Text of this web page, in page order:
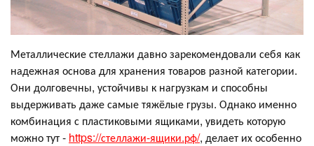
Металлические стеллажи давно зарекомендовали себя как
надежная основа для хранения товаров разной категории.
Они долговечны, устойчивы к нагрузкам и способны
выдерживать даже самые тяжёлые грузы. Однако именно
комбинация с пластиковыми ящиками, увидеть которую
можно тут - https://стеллажи-ящики.рф/, делает их особенно